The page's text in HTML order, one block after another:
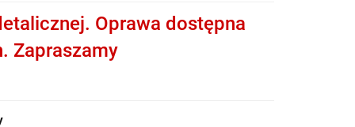
Oprawa dostępna
Zapraszamy